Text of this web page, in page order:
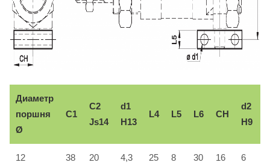
Диаметр
поршня
Ø
C1
C2
Js14
d1
H13
L4 L5 L6 CH
d2
H9
12 38 20 4,3 25 8 30 16 6